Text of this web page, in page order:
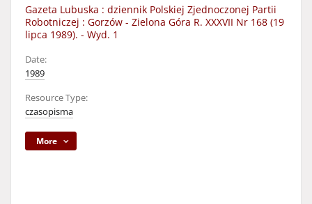
Gazeta Lubuska : dziennik Polskiej Zjednoczonej Partii
Robotniczej : Gorzów - Zielona Góra R. XXXVII Nr 168 (19
lipca 1989). - Wyd. 1
Date:
1989
Resource Type:
czasopisma
More